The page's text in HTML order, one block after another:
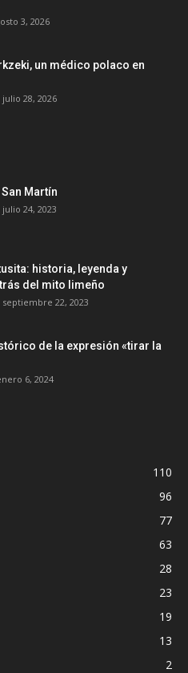
3, 2026
un médico polaco en
julio 28, 2026
Martín
julio 24, 2023
historia, leyenda y
del mito limeño
septiembre 22, 2023
de la expresión «tirar la
6, 2024
110
96
77
63
28
23
19
13
2